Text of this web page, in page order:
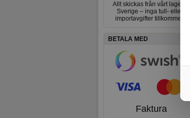
Allt skickas från vårt lager i
Sverige – inga tull- eller
importavgifter tillkommer.
BETALA MED
Faktura